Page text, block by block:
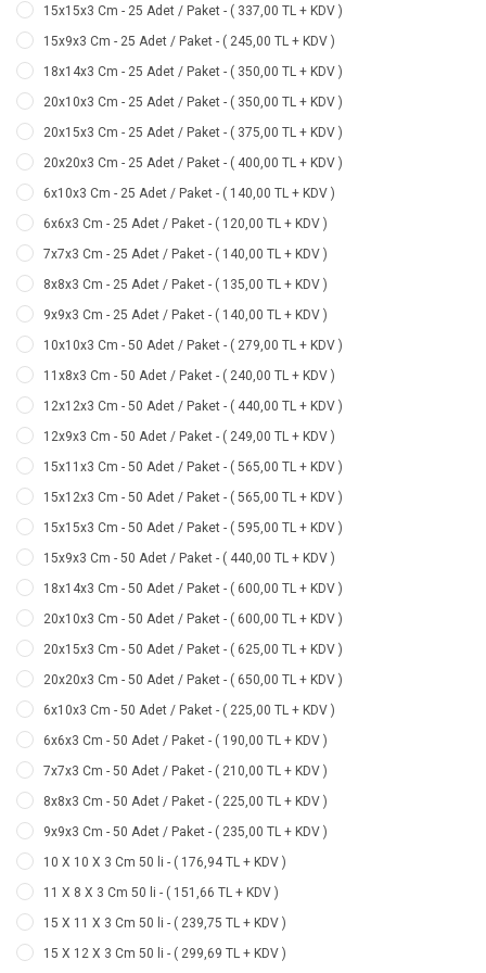
15x15x3 Cm - 25 Adet / Paket - ( 337,00 TL + KDV )
15x9x3 Cm - 25 Adet / Paket - ( 245,00 TL + KDV )
18x14x3 Cm - 25 Adet / Paket - ( 350,00 TL + KDV )
20x10x3 Cm - 25 Adet / Paket - ( 350,00 TL + KDV )
20x15x3 Cm - 25 Adet / Paket - ( 375,00 TL + KDV )
20x20x3 Cm - 25 Adet / Paket - ( 400,00 TL + KDV )
6x10x3 Cm - 25 Adet / Paket - ( 140,00 TL + KDV )
6x6x3 Cm - 25 Adet / Paket - ( 120,00 TL + KDV )
7x7x3 Cm - 25 Adet / Paket - ( 140,00 TL + KDV )
8x8x3 Cm - 25 Adet / Paket - ( 135,00 TL + KDV )
9x9x3 Cm - 25 Adet / Paket - ( 140,00 TL + KDV )
10x10x3 Cm - 50 Adet / Paket - ( 279,00 TL + KDV )
11x8x3 Cm - 50 Adet / Paket - ( 240,00 TL + KDV )
12x12x3 Cm - 50 Adet / Paket - ( 440,00 TL + KDV )
12x9x3 Cm - 50 Adet / Paket - ( 249,00 TL + KDV )
15x11x3 Cm - 50 Adet / Paket - ( 565,00 TL + KDV )
15x12x3 Cm - 50 Adet / Paket - ( 565,00 TL + KDV )
15x15x3 Cm - 50 Adet / Paket - ( 595,00 TL + KDV )
15x9x3 Cm - 50 Adet / Paket - ( 440,00 TL + KDV )
18x14x3 Cm - 50 Adet / Paket - ( 600,00 TL + KDV )
20x10x3 Cm - 50 Adet / Paket - ( 600,00 TL + KDV )
20x15x3 Cm - 50 Adet / Paket - ( 625,00 TL + KDV )
20x20x3 Cm - 50 Adet / Paket - ( 650,00 TL + KDV )
6x10x3 Cm - 50 Adet / Paket - ( 225,00 TL + KDV )
6x6x3 Cm - 50 Adet / Paket - ( 190,00 TL + KDV )
7x7x3 Cm - 50 Adet / Paket - ( 210,00 TL + KDV )
8x8x3 Cm - 50 Adet / Paket - ( 225,00 TL + KDV )
9x9x3 Cm - 50 Adet / Paket - ( 235,00 TL + KDV )
10 X 10 X 3 Cm 50 li - ( 176,94 TL + KDV )
11 X 8 X 3 Cm 50 li - ( 151,66 TL + KDV )
15 X 11 X 3 Cm 50 li - ( 239,75 TL + KDV )
15 X 12 X 3 Cm 50 li - ( 299,69 TL + KDV )